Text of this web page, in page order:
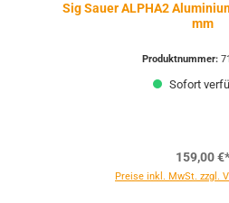
Sig Sauer ALPHA2
mm
Produktnummer:
Sofort
159,00 €*
Preise inkl. MwSt. zzgl.